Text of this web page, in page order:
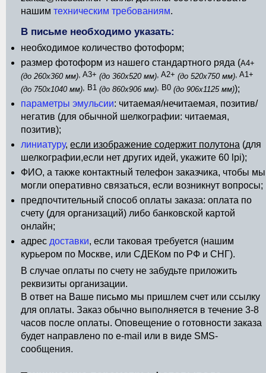
нашим техническим требованиям.
В письме необходимо указать:
необходимое количество фотоформ;
размер фотоформ из нашего стандартного ряда (A4+
(до 260х360 мм), A3+ (до 360х520 мм), A2+ (до 520х750 мм), A1+
(до 750х1040 мм), B1 (до 860х906 мм), B0 (до 906х1125 мм));
параметры эмульсии: читаемая/нечитаемая, позитив/
негатив (для обычной шелкографии: читаемая,
позитив);
линиатуру, если изображение содержит полутона (для
шелкографии,если нет других идей, укажите 60 lpi);
ФИО, а также контактный телефон заказчика, чтобы мы
могли оперативно связаться, если возникнут вопросы;
предпочтительный способ оплаты заказа: оплата по
счету (для организаций) либо банковской картой
онлайн;
адрес доставки, если таковая требуется (нашим
курьером по Москве, или СДЕКом по РФ и СНГ).
В случае оплаты по счету не забудьте приложить
реквизиты организации.
В ответ на Ваше письмо мы пришлем счет или ссылку
для оплаты. Заказ обычно выполняется в течение 3-8
часов после оплаты. Оповещение о готовности заказа
будет направлено по e-mail или в виде SMS-
сообщения.